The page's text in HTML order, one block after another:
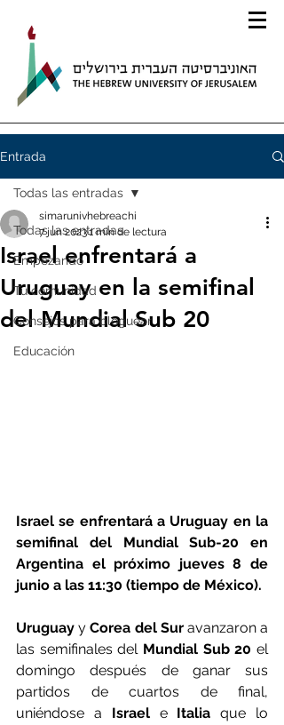
Entrada
Todas las entradas
Empezando
Tu comunidad
Consejos para bloguear
Educación
Todas las entradas
Israel enfrentará a
Uruguay en la semifinal
del Mundial Sub 20
simarunivhebreachi
7 jun 20231 min de lectura
Israel se enfrentará a Uruguay en la
semifinal del Mundial Sub-20 en
Argentina el próximo jueves 8 de
junio a las 11:30 (tiempo de México).
Uruguay y Corea del Sur avanzaron a
las semifinales del Mundial Sub 20 el
domingo después de ganar sus
partidos de cuartos de final,
uniéndose a Israel e Italia que lo